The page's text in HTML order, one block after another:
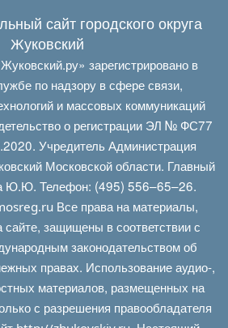
сайт городского округа
Жуковский
зарегистрировано в
по надзору в сфере связи,
и массовых коммуникаций
о регистрации ЭЛ № ФС77
Учредитель Администрация
Московской области. Главный
Ю.Ю. Телефон: (495) 556–65–26.
Все права на материалы,
защищены в соответствии с
законодательством об
правах. Использование аудио-,
материалов, размещенных на
с разрешения правообладателя